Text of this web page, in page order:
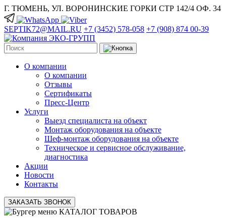
Г. ТЮМЕНЬ, УЛ. ВОРОНИНСКИЕ ГОРКИ СТР 142/4 ОФ. 34
SEPTIK72@MAIL.RU +7 (3452) 578-058 +7 (908) 874 00-39
О компании
О компании
Отзывы
Сертификаты
Пресс-Центр
Услуги
Выезд специалиста на объект
Монтаж оборудования на объекте
Шеф-монтаж оборудования на объекте
Техническое и сервисное обслуживание,
диагностика
Акции
Новости
Контакты
ЗАКАЗАТЬ ЗВОНОК
КАТАЛОГ ТОВАРОВ